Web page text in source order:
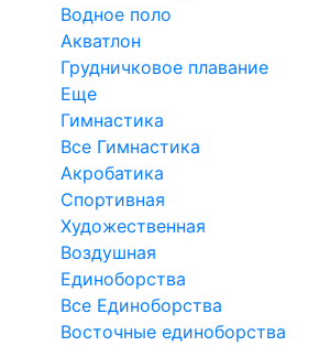
Водное поло
Акватлон
Грудничковое плавание
Еще
Гимнастика
Все Гимнастика
Акробатика
Спортивная
Художественная
Воздушная
Единоборства
Все Единоборства
Восточные единоборства